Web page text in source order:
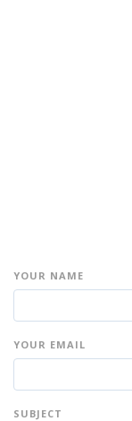
YOUR NAME
YOUR EMAIL
SUBJECT